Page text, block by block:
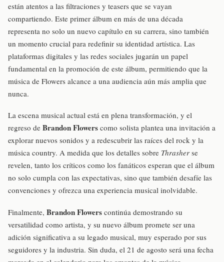
están atentos a las filtraciones y teasers que se vayan
compartiendo. Este primer álbum en más de una década
representa no solo un nuevo capítulo en su carrera, sino también
un momento crucial para redefinir su identidad artística. Las
plataformas digitales y las redes sociales jugarán un papel
fundamental en la promoción de este álbum, permitiendo que la
música de Flowers alcance a una audiencia aún más amplia que
nunca.
La escena musical actual está en plena transformación, y el
regreso de Brandon Flowers como solista plantea una invitación a
explorar nuevos sonidos y a redescubrir las raíces del rock y la
música country. A medida que los detalles sobre Thrasherse
revelen, tanto los críticos como los fanáticos esperan que el álbum
no solo cumpla con las expectativas, sino que también desafíe las
convenciones y ofrezca una experiencia musical inolvidable.
Finalmente, Brandon Flowers continúa demostrando su
versatilidad como artista, y su nuevo álbum promete ser una
adición significativa a su legado musical, muy esperado por sus
seguidores y la industria. Sin duda, el 21 de agosto será una fecha